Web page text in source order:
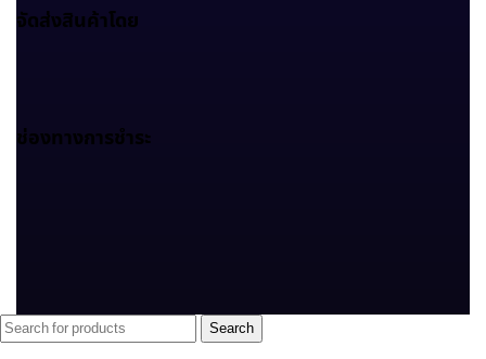
จัดส่งสินค้าโดย
ช่องทางการชำระ
Search